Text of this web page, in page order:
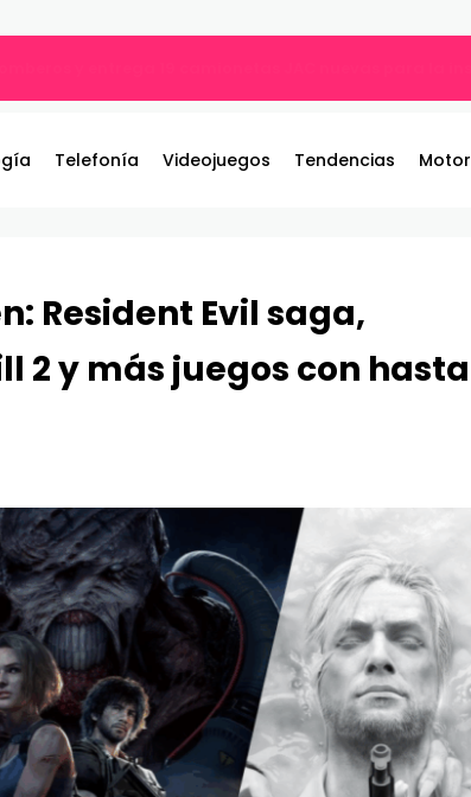
Telefonía Videojuegos Tendencias Motor
Resident Evil saga,
2 y más juegos con hasta